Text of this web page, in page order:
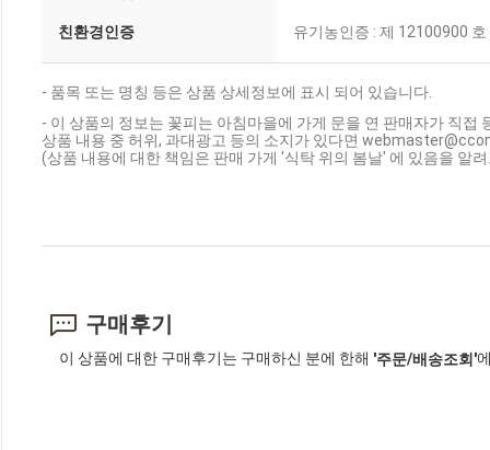
친환경인증 유기농인증 : 제 12100900 호
- 품목 또는 명칭 등은 상품 상세정보에 표시 되어 있습니다.
- 이 상품의 정보는 꽃피는 아침마을에 가게 문을 연 판매자가 직접
상품 내용 중 허위, 과대광고 등의 소지가 있다면
(상품 내용에 대한 책임은 판매 가게 '식탁 위의 봄날' 에 있음을 알
구매후기
이 상품에 대한 구매후기는 구매하신 분에 한해 '주문/배송조회'